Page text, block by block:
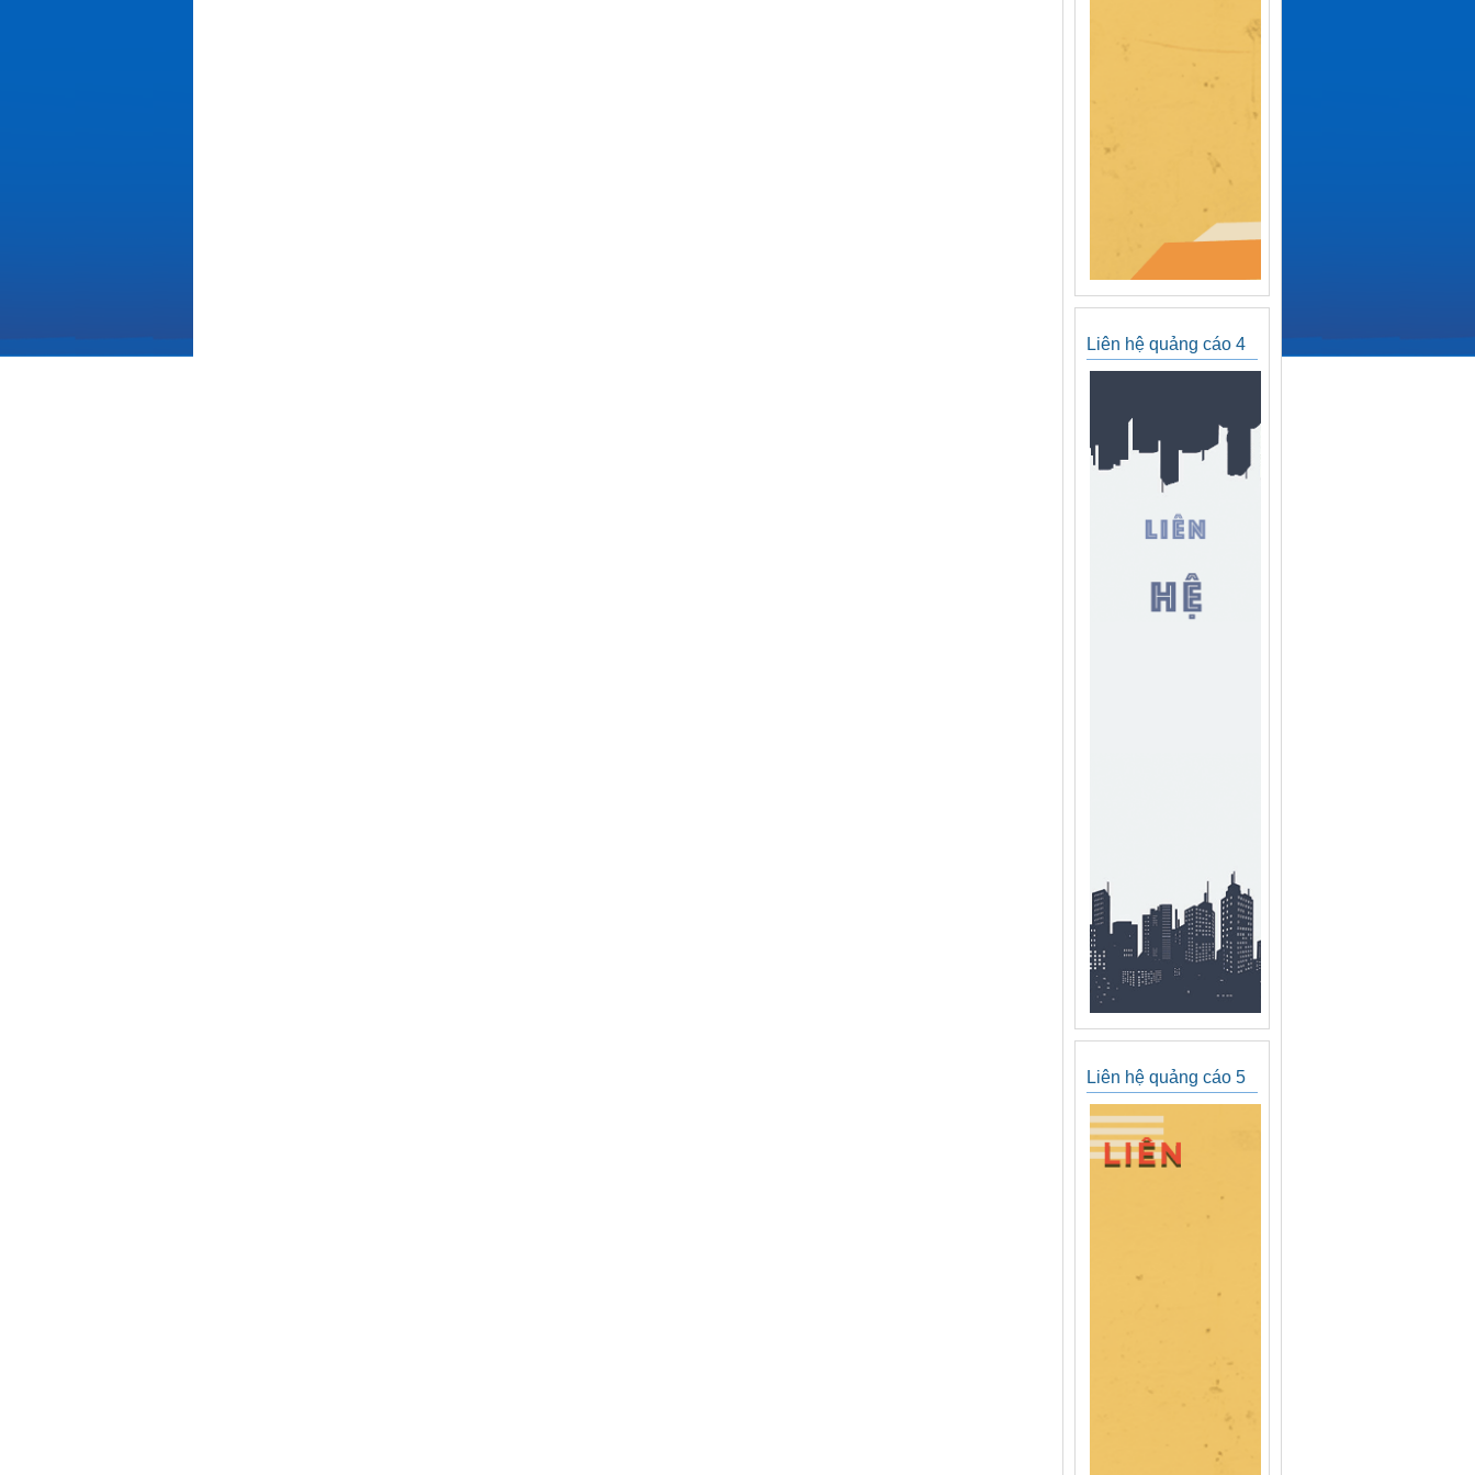
Liên hệ quảng cáo 4
Liên hệ quảng cáo 5